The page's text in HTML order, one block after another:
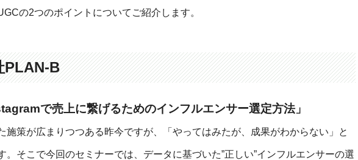
の2つのポイントについてご紹介します。
PLAN-B
で売上に繋げるためのインフルエンサー選定方法」
施策が広まりつつある昨今ですが、「やってはみたが、成果がわからない」と
。そこで今回のセミナーでは、データに基づいた”正しい”インフルエンサーの選